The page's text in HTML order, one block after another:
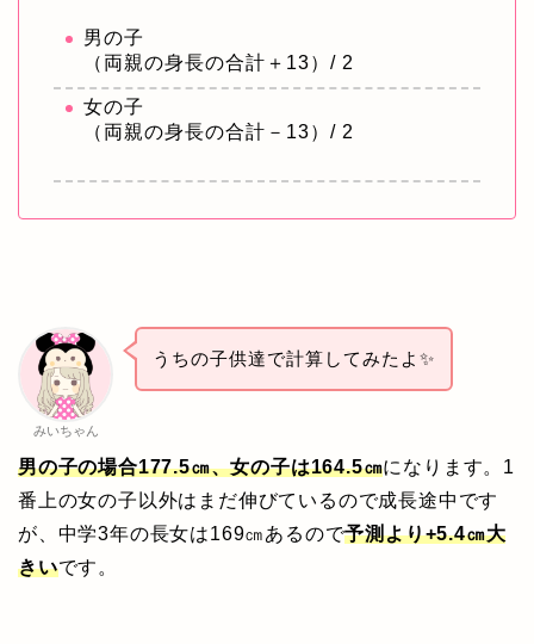
男の子
（両親の身長の合計＋13）/ 2
女の子
（両親の身長の合計－13）/ 2
みいちゃん
うちの子供達で計算してみたよ✨
男の子の場合177.5㎝、女の子は164.5㎝になります。1
番上の女の子以外はまだ伸びているので成長途中です
が、中学3年の長女は169㎝あるので予測より+5.4㎝大
きいです。